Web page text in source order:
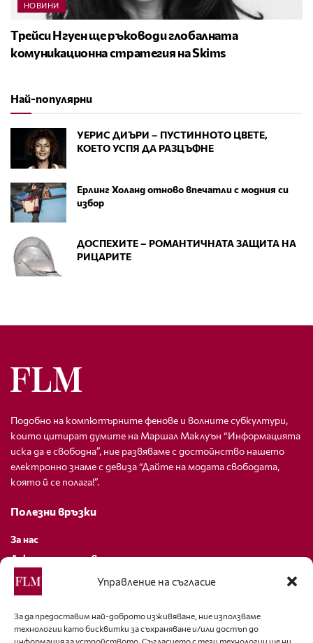
Управление на съгласие
За да предоставим най-доброто изживяване, ние използваме
технологии като бисквитки за съхраняване и/или достъп до
информация за устройството. Съгласието с тези технологии ще ни
НОВИНИ
Трейси Нгуен ще ръководи глобалната
комуникационна стратегия на Skims
Най-популярни
УЕРИС ДИЪРИ – ПУСТИННОТО ЦВЕТЕ,
КОЕТО УСПЯ ДА РАЗЦЪФНЕ
Ерлинг Холанд отново впечатли с модния си
избор
ДОСПЕХИТЕ – РОМАНТИЧНАТА ЗАЩИТА НА
РИЦАРИТЕ
Подобно на компютърните фенове и волните субкултури,
които цитират думите на Маршал Маклуън “Информацията
иска да е свободна”, ние развяваме с достойнство нашето
електронно знаме с девиза “Дайте на модата свободата,
която й се полага!”.
Полезни връзки
За нас
Декларация за поверителност
Политика за бисквитки
За контакти
editor@fashion-lifestyle.net